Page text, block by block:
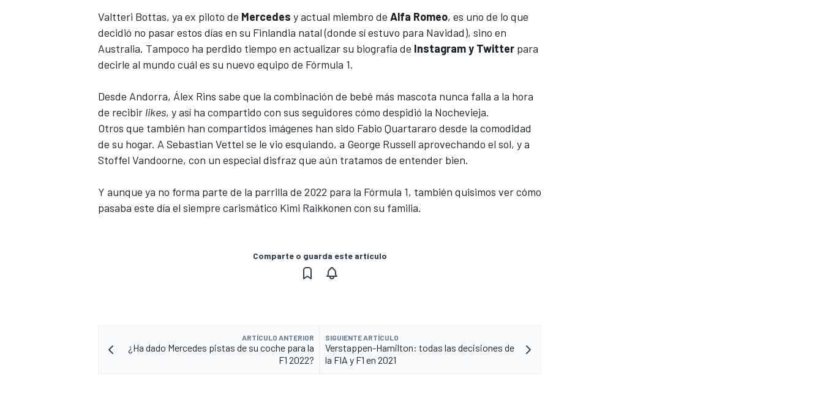
MÁS CATEGORÍAS
Valtteri Bottas, ya ex piloto de Mercedes y actual miembro de Alfa Romeo, es uno de lo que
decidió no pasar estos días en su Finlandia natal (donde sí estuvo para Navidad), sino en
Australia. Tampoco ha perdido tiempo en actualizar su biografía de Instagram y Twitter para
decirle al mundo cuál es su nuevo equipo de Fórmula 1.
Desde Andorra, Álex Rins sabe que la combinación de bebé más mascota nunca falla a la hora
de recibir likes, y así ha compartido con sus seguidores cómo despidió la Nochevieja.
Otros que también han compartidos imágenes han sido Fabio Quartararo desde la comodidad
de su hogar. A Sebastian Vettel se le vio esquiando, a George Russell aprovechando el sol, y a
Stoffel Vandoorne, con un especial disfraz que aún tratamos de entender bien.
Y aunque ya no forma parte de la parrilla de 2022 para la Fórmula 1, también quisimos ver cómo
pasaba este día el siempre carismático Kimi Raikkonen con su familia.
Comparte o guarda este artículo
ARTÍCULO ANTERIOR
¿Ha dado Mercedes pistas de su coche para la
F1 2022?
SIGUIENTE ARTÍCULO
Verstappen-Hamilton: todas las decisiones de
la FIA y F1 en 2021